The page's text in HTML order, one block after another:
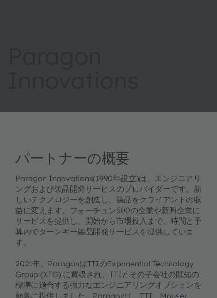
パートナーの概要
Paragon Innovations(1990年設立)は、エンジニアリ
ングおよび製品開発サービスのプロバイダーです。新
しいテクノロジーを創造し、製品をクライアントの収
益に変えます。フォーチュン500の企業や新興企業に
サービスを提供し、開始から市場投入まで、時間と予
算内でターンキー製品開発サービスを提供していま
す。
2021年、ParagonはTTIのExponential Technology
Group (XTG) に買収され、TTIとその子会社の既知の
標準に適合する強力なエンジニアリングオプションを
顧客に提供しました。Paragonは、TTI、Mouser